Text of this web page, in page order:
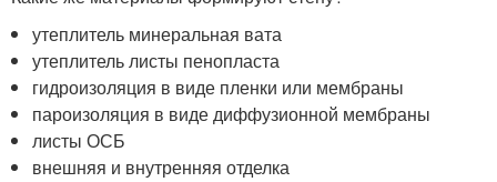
утеплитель минеральная вата
утеплитель листы пенопласта
гидроизоляция в виде пленки или мембраны
пароизоляция в виде диффузионной мембраны
листы ОСБ
внешняя и внутренняя отделка